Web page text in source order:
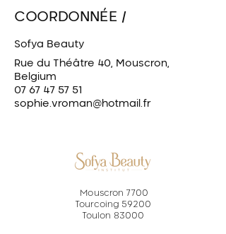
COORDONNÉE /
Sofya Beauty
Rue du Théâtre 40, Mouscron,
Belgium
07 67 47 57 51
sophie.vroman@hotmail.fr
Mouscron 7700
Tourcoing 59200
Toulon 83000